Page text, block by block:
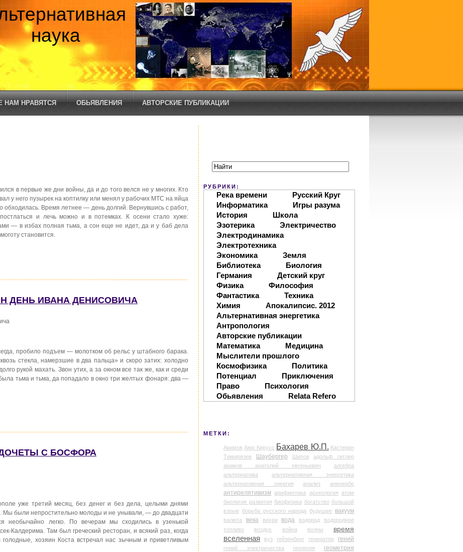
наука
НАМ НРАВЯТСЯ ОБЬЯВЛЕНИЯ АВТОРСКИЕ ПУБЛИКАЦИИ
в первые же дни войны, да и до того велся не у многих. Кто
у него пузырек на коптилку или менял у рабочих МТС на яйца
обходилась. Время летнее — день долгий. Вернувшись с работ,
и лечь можно и в потемках. К осени стало хуже:
— в избах полная тьма, а сон еще не идет, да и у баб дела
становится.
ДЕНЬ ИВАНА ДЕНИСОВИЧА
пробило подъем — молотком об рельс у штабного барака.
стекла, намерзшие в два пальца» и скоро затих: холодно
рукой махать. Звон утих, а за окном все так же, как и среди
тьма и тьма, да попадало в окно три желтых фонаря: два —
С БОСФОРА
уже третий месяц, без денег и без дела, целыми днями
Мы были непростительно молоды и не унывали, — до двадцати
необычайно легко. По вечерам мы сходились в узенькой
Калдерима. Там был греческий ресторан, и всякий раз, когда
хозяин Коста встречал нас зычным и приветливым
РУБРИКИ:
Река времени
Русский Круг
Информатика
Игры разума
История
Школа
Эзотерика
Электричество
Электродинамика
Электротехника
Экономика
Земля
Библиотека
Биология
Германия
Детский круг
Физика
Философия
Фантастика
Техника
Химия
Апокалипсис. 2012
Альтернативная энергетика
Антропология
Авторские публикации
Математика
Медицина
Мыслители прошлого
Космофизика
Политика
Потенциал
Приключения
Право
Психология
Обьявления
Relata Refero
МЕТКИ:
Акимов Аюр Кирусс Бахарев Ю.П. Кастерин
Тимирязев
Шаубергер Шипов
адольф гитлер
акимов анатолий евгеньевич
алгебра
альтернатива
альтернативная энергетика
альтернативная энергия
анализ аненербе
антирелятивизм арифметика археология атом
биология развития биофизика богатство большой
взрыв
борьба русского народа будущее вакуум
валюта века вихри вода водород
водородное
топливо
воздух война волны
время
вселенная
вуз гейзенберг генератор гений
гений электричества геология
геометрия